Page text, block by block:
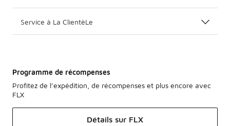
Service à La ClientèLe
Programme de récompenses
Profitez de l’expédition, de récompenses et plus encore avec
FLX
Détails sur FLX